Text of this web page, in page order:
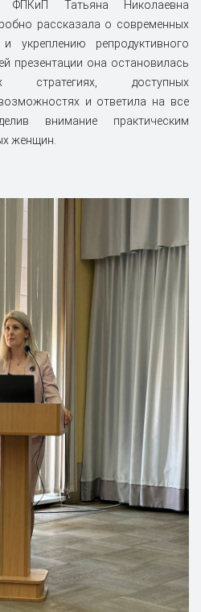
ФПКиП Татьяна Николаевна
рассказала о современных
укреплению репродуктивного
презентации она остановилась
стратегиях, доступных
возможностях и ответила на все
внимание практическим
женщин.